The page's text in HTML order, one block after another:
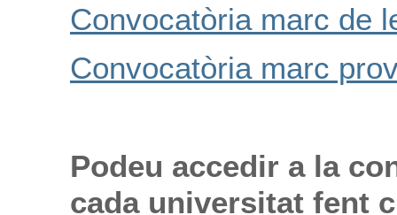
Convocatòria marc de
Convocatòria marc
Podeu accedir a la
cada universitat fent